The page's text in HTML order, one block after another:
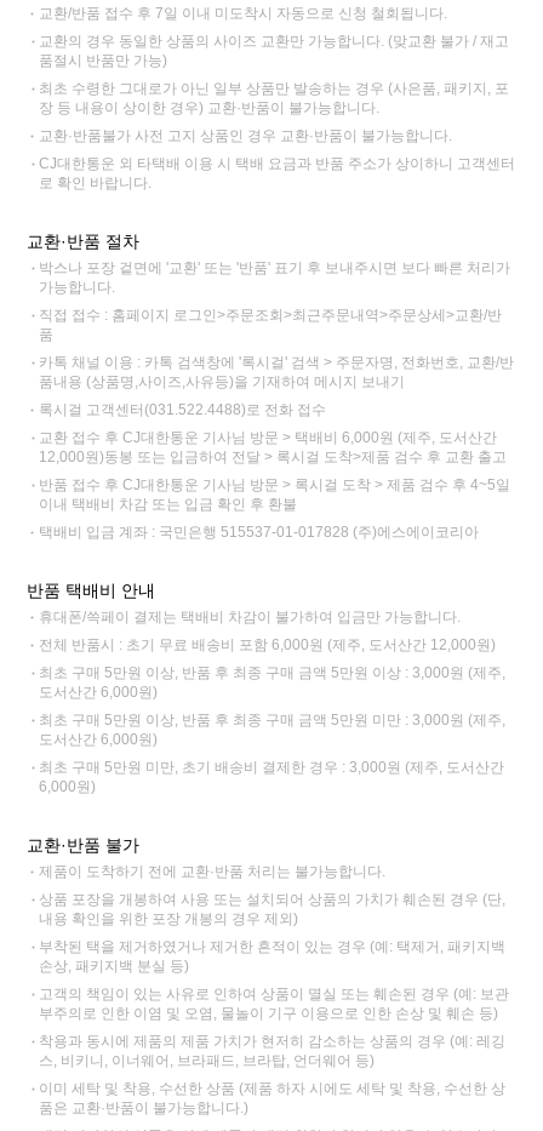
교환/반품 접수 후 7일 이내 미도착시 자동으로 신청 철회됩니다.
교환의 경우 동일한 상품의 사이즈 교환만 가능합니다. (맞교환 불가 / 재고
품절시 반품만 가능)
최초 수령한 그대로가 아닌 일부 상품만 발송하는 경우 (사은품, 패키지, 포
장 등 내용이 상이한 경우) 교환·반품이 불가능합니다.
교환·반품불가 사전 고지 상품인 경우 교환·반품이 불가능합니다.
CJ대한통운 외 타택배 이용 시 택배 요금과 반품 주소가 상이하니 고객센터
로 확인 바랍니다.
교환·반품 절차
박스나 포장 겉면에 '교환' 또는 '반품' 표기 후 보내주시면 보다 빠른 처리가
가능합니다.
직접 접수 : 홈페이지 로그인>주문조회>최근주문내역>주문상세>교환/반
품
카톡 채널 이용 : 카톡 검색창에 '록시걸' 검색 > 주문자명, 전화번호, 교환/반
품내용 (상품명,사이즈,사유등)을 기재하여 메시지 보내기
록시걸 고객센터(031.522.4488)로 전화 접수
교환 접수 후 CJ대한통운 기사님 방문 > 택배비 6,000원 (제주, 도서산간
12,000원)동봉 또는 입금하여 전달 > 록시걸 도착>제품 검수 후 교환 출고
반품 접수 후 CJ대한통운 기사님 방문 > 록시걸 도착 > 제품 검수 후 4~5일
이내 택배비 차감 또는 입금 확인 후 환불
택배비 입금 계좌 : 국민은행 515537-01-017828 (주)에스에이코리아
반품 택배비 안내
휴대폰/쓱페이 결제는 택배비 차감이 불가하여 입금만 가능합니다.
전체 반품시 : 초기 무료 배송비 포함 6,000원 (제주, 도서산간 12,000원)
최초 구매 5만원 이상, 반품 후 최종 구매 금액 5만원 이상 : 3,000원 (제주,
도서산간 6,000원)
최초 구매 5만원 이상, 반품 후 최종 구매 금액 5만원 미만 : 3,000원 (제주,
도서산간 6,000원)
최초 구매 5만원 미만, 초기 배송비 결제한 경우 : 3,000원 (제주, 도서산간
6,000원)
교환·반품 불가
제품이 도착하기 전에 교환·반품 처리는 불가능합니다.
상품 포장을 개봉하여 사용 또는 설치되어 상품의 가치가 훼손된 경우 (단,
내용 확인을 위한 포장 개봉의 경우 제외)
부착된 택을 제거하였거나 제거한 흔적이 있는 경우 (예: 택제거, 패키지백
손상, 패키지백 분실 등)
고객의 책임이 있는 사유로 인하여 상품이 멸실 또는 훼손된 경우 (예: 보관
부주의로 인한 이염 및 오염, 물놀이 기구 이용으로 인한 손상 및 훼손 등)
착용과 동시에 제품의 제품 가치가 현저히 감소하는 상품의 경우 (예: 레깅
스, 비키니, 이너웨어, 브라패드, 브라탑, 언더웨어 등)
이미 세탁 및 착용, 수선한 상품 (제품 하자 시에도 세탁 및 착용, 수선한 상
품은 교환·반품이 불가능합니다.)